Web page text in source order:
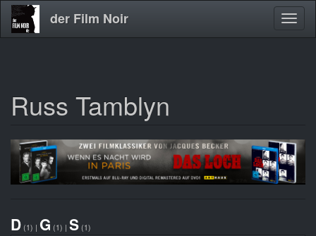
Direkt
zum
der Film Noir
Russ Tamblyn
D (1) | G (1) | S (1)